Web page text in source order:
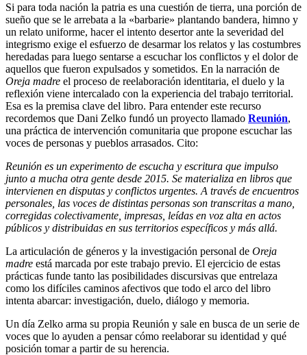
Si para toda nación la patria es una cuestión de tierra, una porción de
sueño que se le arrebata a la «barbarie» plantando bandera, himno y
un relato uniforme, hacer el intento desertor ante la severidad del
integrismo exige el esfuerzo de desarmar los relatos y las costumbres
heredadas para luego sentarse a escuchar los conflictos y el dolor de
aquellos que fueron expulsados y sometidos. En la narración de
Oreja madre el proceso de reelaboración identitaria, el duelo y la
reflexión viene intercalado con la experiencia del trabajo territorial.
Esa es la premisa clave del libro. Para entender este recurso
recordemos que Dani Zelko fundó un proyecto llamado Reunión,
una práctica de intervención comunitaria que propone escuchar las
voces de personas y pueblos arrasados. Cito:
Reunión es un experimento de escucha y escritura que impulso
junto a mucha otra gente desde 2015. Se materializa en libros que
intervienen en disputas y conflictos urgentes. A través de encuentros
personales, las voces de distintas personas son transcritas a mano,
corregidas colectivamente, impresas, leídas en voz alta en actos
públicos y distribuidas en sus territorios específicos y más allá.
La articulación de géneros y la investigación personal de Oreja
madre está marcada por este trabajo previo. El ejercicio de estas
prácticas funde tanto las posibilidades discursivas que entrelaza
como los difíciles caminos afectivos que todo el arco del libro
intenta abarcar: investigación, duelo, diálogo y memoria.
Un día Zelko arma su propia Reunión y sale en busca de un serie de
voces que lo ayuden a pensar cómo reelaborar su identidad y qué
posición tomar a partir de su herencia.